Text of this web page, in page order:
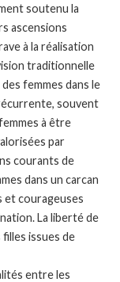
soutenu la
ascensions
à la réalisation
traditionnelle
femmes dans le
souvent
à être
par
courants de
dans un carcan
et courageuses
La liberté de
issues de
entre les